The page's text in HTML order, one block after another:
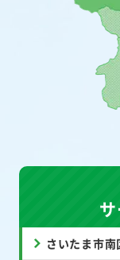
さいたま市南